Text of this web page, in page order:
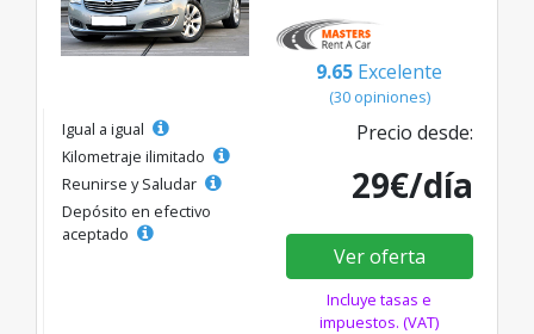
9.65 Excelente
(30 opiniones)
Igual a igual
Kilometraje ilimitado
Reunirse y Saludar
Depósito en efectivo
aceptado
Precio desde:
29€/día
Ver oferta
Incluye tasas e
impuestos. (VAT)